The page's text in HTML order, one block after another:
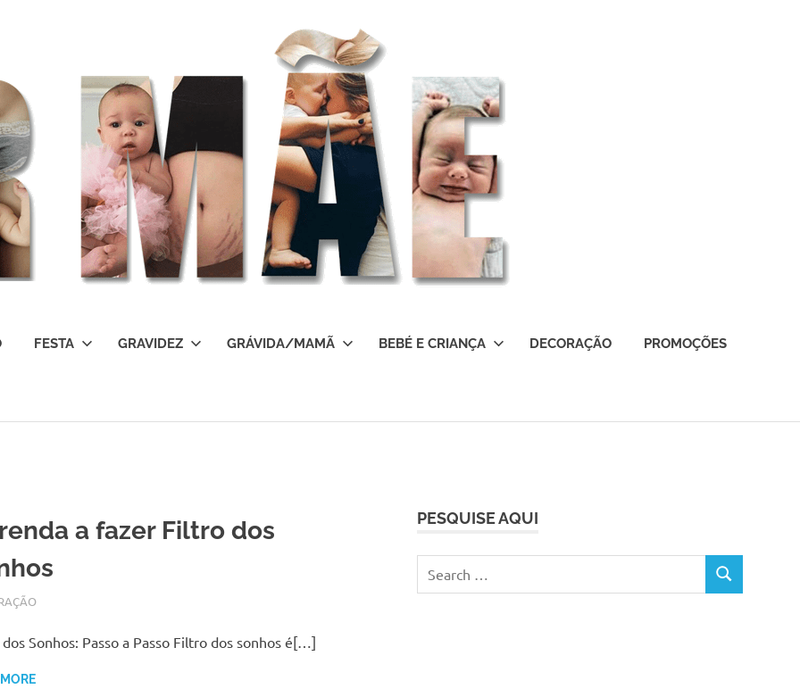
FESTA GRAVIDEZ GRÁVIDA/MAMÃ BEBÉ E CRIANÇA DECORAÇÃO PROMOÇÕES
a fazer Filtro dos
4, 2017
Sonhos: Passo a Passo Filtro dos sonhos é[…]
PESQUISE AQUI
for:
SEARCH